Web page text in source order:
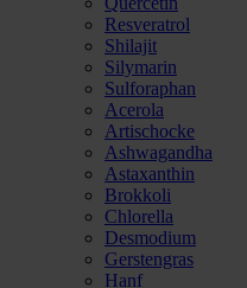
Resveratrol
Shilajit
Silymarin
Sulforaphan
Acerola
Artischocke
Ashwagandha
Astaxanthin
Brokkoli
Chlorella
Desmodium
Gerstengras
Hanf